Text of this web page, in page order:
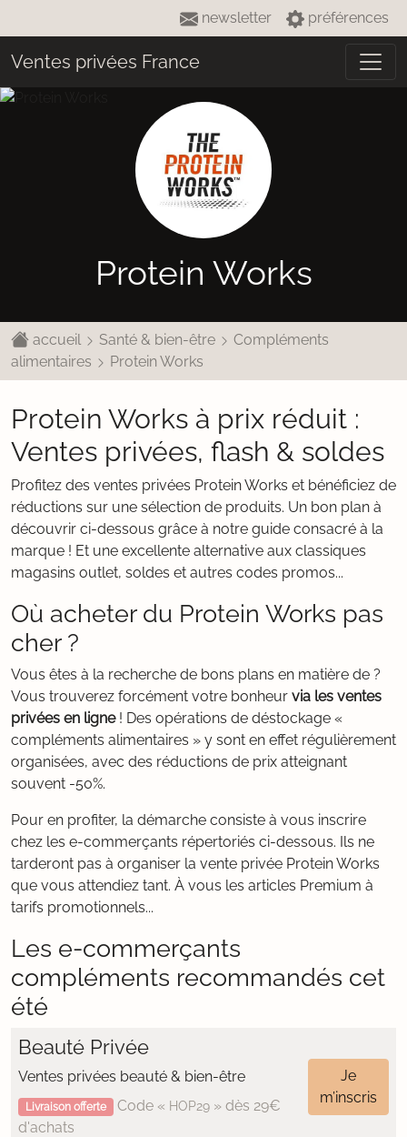
newsletter préférences
Ventes privées France
Protein Works
accueil Santé & bien-être
Compléments
alimentaires
Protein Works
Protein Works à prix réduit :
Ventes privées, flash & soldes
Profitez des ventes privées Protein Works et bénéficiez de
réductions sur une sélection de produits. Un bon plan à
découvrir ci-dessous grâce à notre guide consacré à la
marque ! Et une excellente alternative aux classiques
magasins outlet, soldes et autres codes promos...
Où acheter du Protein Works pas
cher ?
Vous êtes à la recherche de bons plans en matière de ?
Vous trouverez forcément votre bonheur via les ventes
privées en ligne! Des opérations de déstockage «
compléments alimentaires » y sont en effet régulièrement
organisées, avec des réductions de prix atteignant
souvent -50%.
Pour en profiter, la démarche consiste à vous inscrire
chez les e-commerçants répertoriés ci-dessous. Ils ne
tarderont pas à organiser la vente privée Protein Works
que vous attendiez tant. À vous les articles Premium à
tarifs promotionnels...
Les e-commerçants
compléments recommandés cet
été
Beauté Privée
Ventes privées beauté & bien-être
Livraison offerte Code « HOP29» dès 29€
d'achats
Je
m’inscris